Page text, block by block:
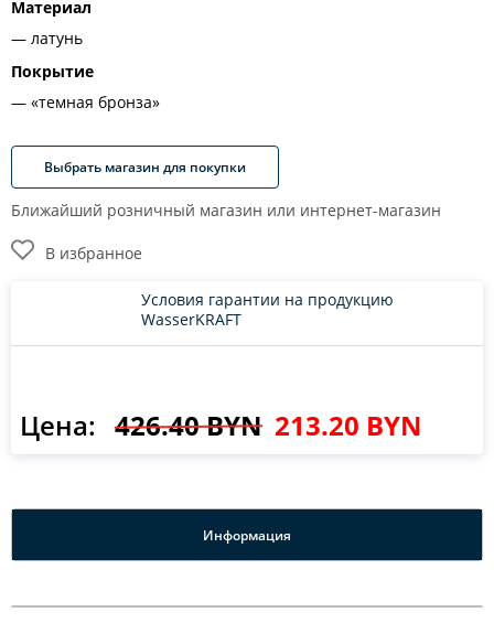
Материал
латунь
Покрытие
«темная бронза»
Выбрать магазин для покупки
Ближайший розничный магазин или интернет-магазин
В избранное
Условия гарантии на продукцию
WasserKRAFT
Цена: 426.40 BYN 213.20 BYN
Информация